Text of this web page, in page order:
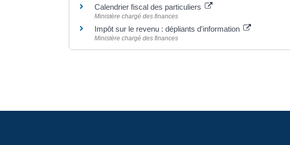
Calendrier fiscal des particuliers
Ministère chargé des finances
Impôt sur le revenu : dépliants d'information
Ministère chargé des finances